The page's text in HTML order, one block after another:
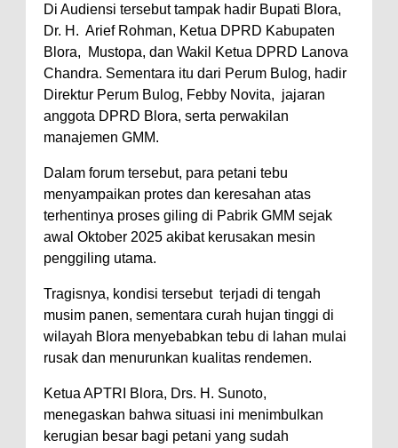
Di Audiensi tersebut tampak hadir Bupati Blora,
Dr. H. Arief Rohman, Ketua DPRD Kabupaten
Blora, Mustopa, dan Wakil Ketua DPRD Lanova
Chandra. Sementara itu dari Perum Bulog, hadir
Direktur Perum Bulog, Febby Novita, jajaran
anggota DPRD Blora, serta perwakilan
manajemen GMM.
Dalam forum tersebut, para petani tebu
menyampaikan protes dan keresahan atas
terhentinya proses giling di Pabrik GMM sejak
awal Oktober 2025 akibat kerusakan mesin
penggiling utama.
Tragisnya, kondisi tersebut terjadi di tengah
musim panen, sementara curah hujan tinggi di
wilayah Blora menyebabkan tebu di lahan mulai
rusak dan menurunkan kualitas rendemen.
Ketua APTRI Blora, Drs. H. Sunoto,
menegaskan bahwa situasi ini menimbulkan
kerugian besar bagi petani yang sudah